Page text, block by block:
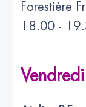
Forestière
18.00 -